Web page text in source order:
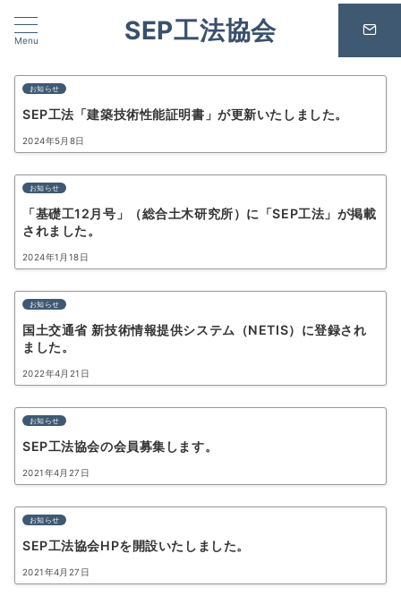
Menu SEP工法協会
お知らせ
SEP工法「建築技術性能証明書」が更新いたしました。
2024年5月8日
お知らせ
「基礎工12月号」（総合土木研究所）に「SEP工法」が掲載
されました。
2024年1月18日
お知らせ
国土交通省 新技術情報提供システム（NETIS）に登録され
ました。
2022年4月21日
お知らせ
SEP工法協会の会員募集します。
2021年4月27日
お知らせ
SEP工法協会HPを開設いたしました。
2021年4月27日